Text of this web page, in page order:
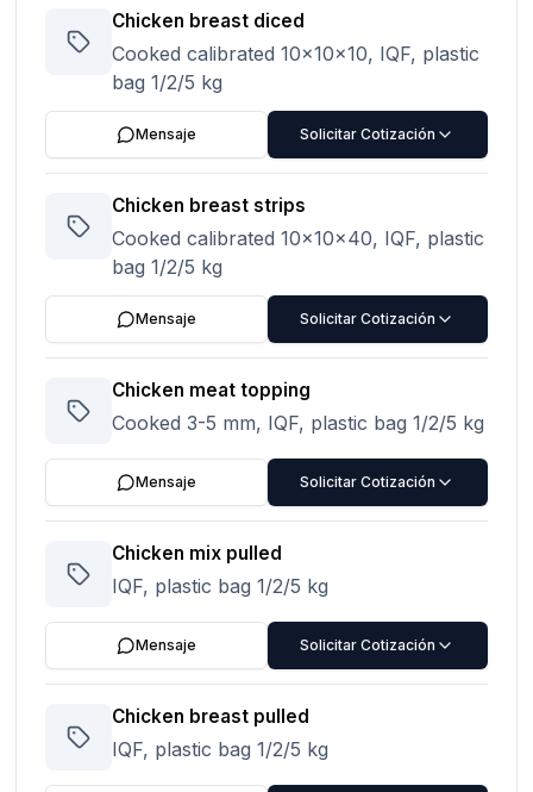
Chicken breast diced
Cooked calibrated 10x10x10, IQF, plastic
bag 1/2/5 kg
Mensaje Solicitar Cotización
Chicken breast strips
Cooked calibrated 10x10x40, IQF, plastic
bag 1/2/5 kg
Mensaje Solicitar Cotización
Chicken meat topping
Cooked 3-5 mm, IQF, plastic bag 1/2/5 kg
Mensaje Solicitar Cotización
Chicken mix pulled
IQF, plastic bag 1/2/5 kg
Mensaje Solicitar Cotización
Chicken breast pulled
IQF, plastic bag 1/2/5 kg